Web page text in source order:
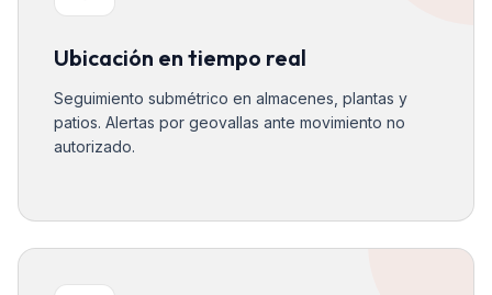
Ubicación en tiempo real
Seguimiento submétrico en almacenes, plantas y
patios. Alertas por geovallas ante movimiento no
autorizado.